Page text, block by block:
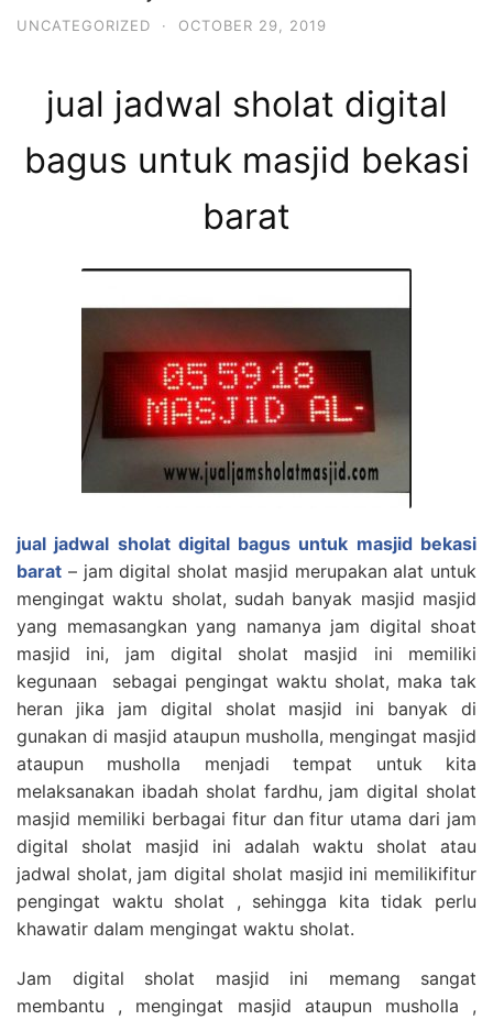
UNCATEGORIZED · OCTOBER 29, 2019
jual jadwal sholat digital
bagus untuk masjid bekasi
barat
jual jadwal sholat digital bagus untuk masjid bekasi
barat – jam digital sholat masjid merupakan alat untuk
mengingat waktu sholat, sudah banyak masjid masjid
yang memasangkan yang namanya jam digital shoat
masjid ini, jam digital sholat masjid ini memiliki
kegunaan sebagai pengingat waktu sholat, maka tak
heran jika jam digital sholat masjid ini banyak di
gunakan di masjid ataupun musholla, mengingat masjid
ataupun musholla menjadi tempat untuk kita
melaksanakan ibadah sholat fardhu, jam digital sholat
masjid memiliki berbagai fitur dan fitur utama dari jam
digital sholat masjid ini adalah waktu sholat atau
jadwal sholat, jam digital sholat masjid ini memilikifitur
pengingat waktu sholat , sehingga kita tidak perlu
khawatir dalam mengingat waktu sholat.
Jam digital sholat masjid ini memang sangat
membantu , mengingat masjid ataupun musholla ,